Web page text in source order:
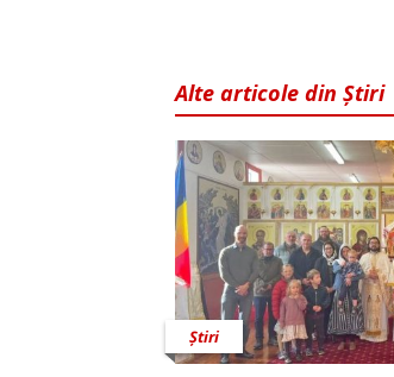
Alte articole din Știri
Știri